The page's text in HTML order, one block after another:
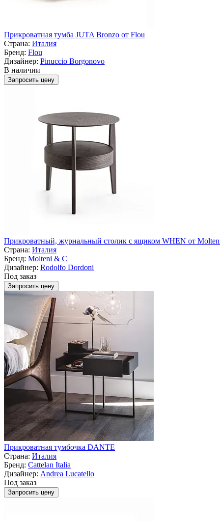
Прикроватная тумба JUTA Bronzo от Flou
Страна: Италия
Бренд: Flou
Дизайнер: Pinuccio Borgonovo
В наличии
Запросить цену
Прикроватный, журнальный столик с ящиком WHEN от
Страна: Италия
Бренд: Molteni & C
Дизайнер: Rodolfo Dordoni
Под заказ
Запросить цену
Прикроватная тумбочка DANTE
Страна: Италия
Бренд: Cattelan Italia
Дизайнер: Andrea Lucatello
Под заказ
Запросить цену